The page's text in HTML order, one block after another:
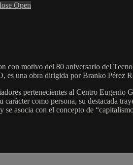
Open
con motivo del 80 aniversario del
una obra dirigida por Branko Pérez
pertenecientes al Centro
como persona, su destacada
asocia con el concepto de